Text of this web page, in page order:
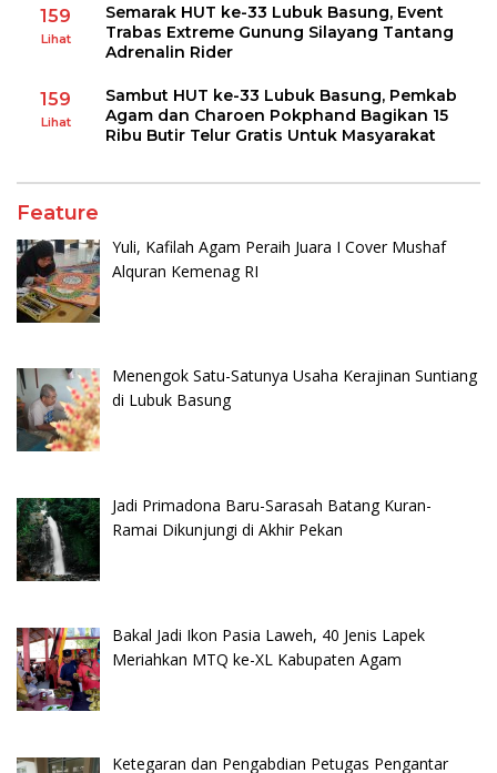
159
Lihat
Semarak HUT ke-33 Lubuk Basung, Event
Trabas Extreme Gunung Silayang Tantang
Adrenalin Rider
159
Lihat
Sambut HUT ke-33 Lubuk Basung, Pemkab
Agam dan Charoen Pokphand Bagikan 15
Ribu Butir Telur Gratis Untuk Masyarakat
Feature
Yuli, Kafilah Agam Peraih Juara I Cover Mushaf
Alquran Kemenag RI
Menengok Satu-Satunya Usaha Kerajinan Suntiang
di Lubuk Basung
Jadi Primadona Baru-Sarasah Batang Kuran-
Ramai Dikunjungi di Akhir Pekan
Bakal Jadi Ikon Pasia Laweh, 40 Jenis Lapek
Meriahkan MTQ ke-XL Kabupaten Agam
Ketegaran dan Pengabdian Petugas Pengantar